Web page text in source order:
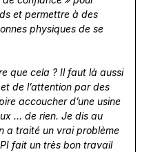
et permettre à des
physiques de se
que cela ? Il faut là aussi
de l’attention par des
accoucher d’une usine
… de rien. Je dis au
a traité un vrai problème
fait un très bon travail